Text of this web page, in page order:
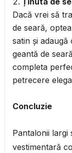
Dacă vrei să
de seară,
satin și
geantă de
completa
petrecere
Concluzie
Pantalonii largi
vestimentară